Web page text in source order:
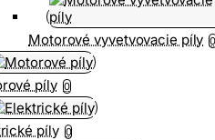
Motorové vyvetvovacie píly
píly 0
píly 0